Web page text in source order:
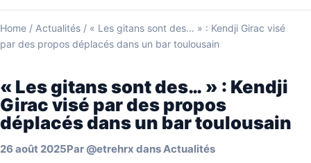
Home / Actualités / « Les gitans sont des… » : Kendji Girac visé
par des propos déplacés dans un bar toulousain
« Les gitans sont des… » : Kendji
Girac visé par des propos
déplacés dans un bar toulousain
26 août 2025Par @etrehrx dansActualités